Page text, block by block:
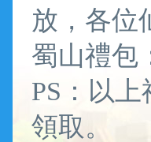
放，各位
蜀山禮包
PS：以
領取。